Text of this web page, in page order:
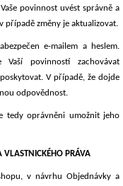
povinnost uvést správně a
v případě změny je aktualizovat.
e-mailem a heslem.
povinností zachovávat
V případě, že dojde
odpovědnost.
tedy oprávněni umožnit jeho
PRÁVA
v návrhu Objednávky a